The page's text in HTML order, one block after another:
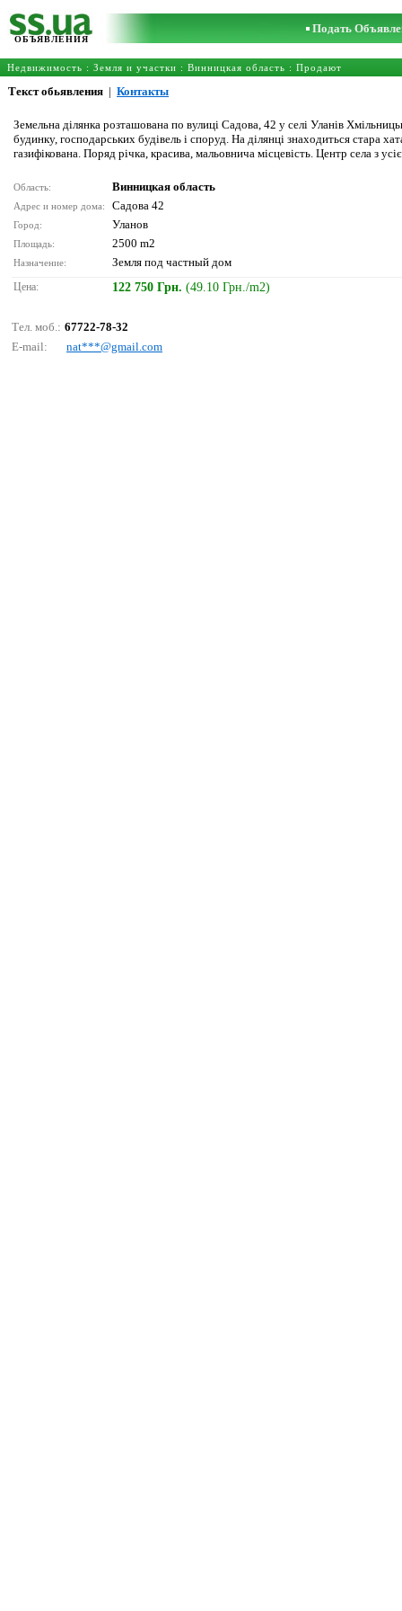
ОБЪЯВЛЕНИЯ
Подать
Недвижимость : Земля и участки : Винницкая область : Продают
Текст обьявления | Контакты
Земельна ділянка розташована по вулиці Садова, 42 у селі Уланів
будинку, господарських будівель і споруд. На ділянці знаходиться стара
газифікована. Поряд річка, красива, мальовнича місцевість. Центр села з
Область: Винницкая область
Адрес и номер дома: Садова 42
Город: Уланов
Площадь: 2500 m2
Назначение: Земля под частный дом
Цена: 122 750 Грн. (49.10 Грн./m2)
Тел. моб.: 67722-78-32
E-mail:
nаt***@gmаil.соm